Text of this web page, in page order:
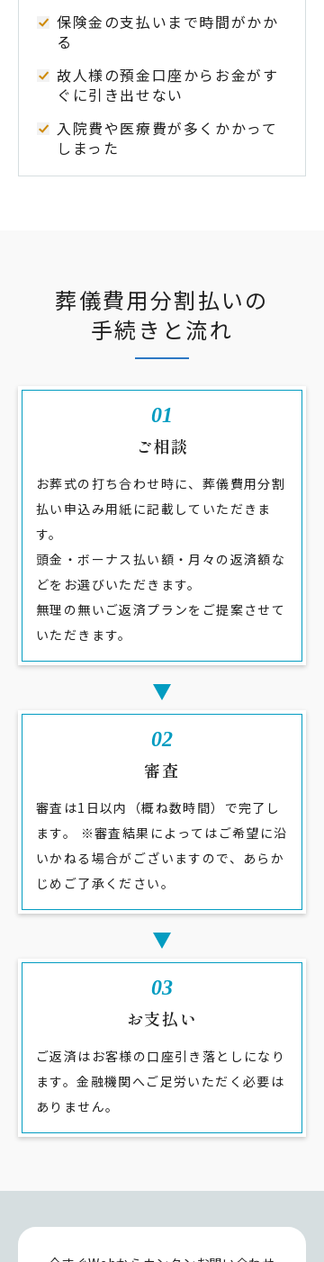
保険金の支払いまで時間がかか
る
故人様の預金口座からお金がす
ぐに引き出せない
入院費や医療費が多くかかって
しまった
葬儀費用分割払いの
手続きと流れ
01
ご相談
お葬式の打ち合わせ時に、葬儀費用分割
払い申込み用紙に記載していただきま
す。
頭金・ボーナス払い額・月々の返済額な
どをお選びいただきます。
無理の無いご返済プランをご提案させて
いただきます。
02
審査
審査は1日以内（概ね数時間）で完了し
ます。 ※審査結果によってはご希望に沿
いかねる場合がございますので、あらか
じめご了承ください。
03
お支払い
ご返済はお客様の口座引き落としになり
ます。金融機関へご足労いただく必要は
ありません。